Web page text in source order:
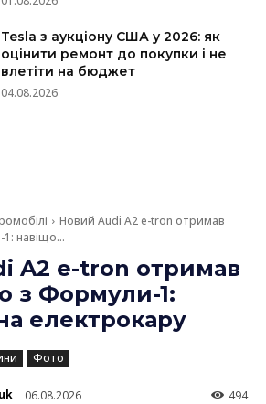
Tesla з аукціону США у 2026: як
оцінити ремонт до покупки і не
влетіти на бюджет
04.08.2026